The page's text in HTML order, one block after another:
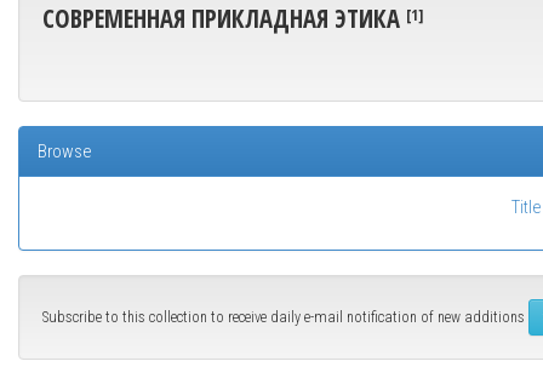
СОВРЕМЕННАЯ ПРИКЛАДНАЯ ЭТИКА [1]
Browse
Title
Subscribe to this collection to receive daily e-mail notification of new additions